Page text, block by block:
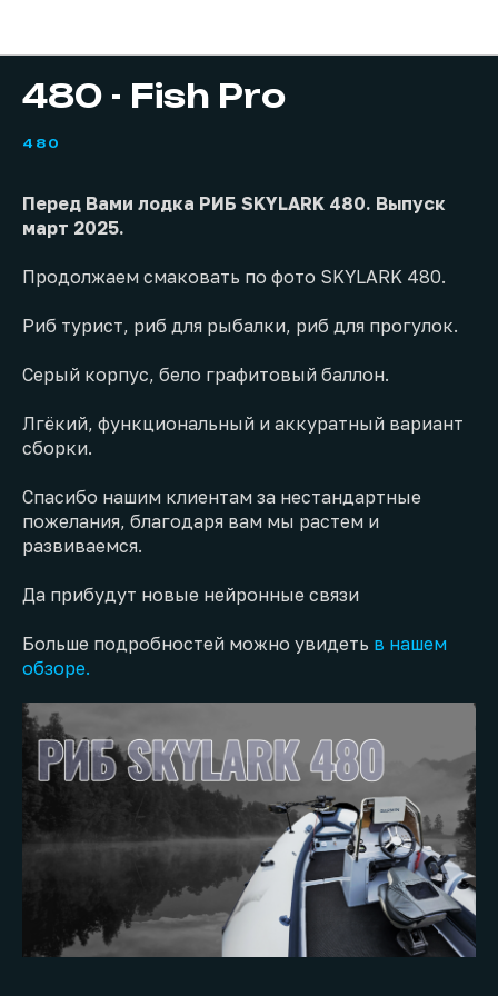
480 - Fish Pro
480
Перед Вами лодка РИБ SKYLARK 480. Выпуск
март 2025.
Продолжаем смаковать по фото SKYLARK 480.
Риб турист, риб для рыбалки, риб для прогулок.
Серый корпус, бело графитовый баллон.
Лгёкий, функциональный и аккуратный вариант
сборки.
Спасибо нашим клиентам за нестандартные
пожелания, благодаря вам мы растем и
развиваемся.
Да прибудут новые нейронные связи
Больше подробностей можно увидеть в нашем
обзоре.